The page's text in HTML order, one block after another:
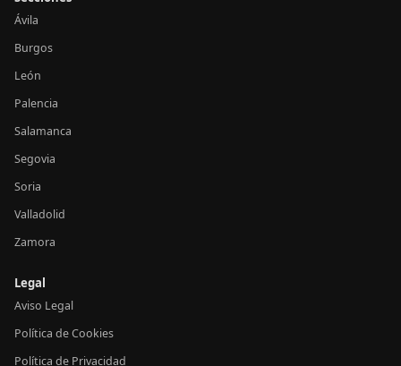
Ávila
Burgos
León
Palencia
Salamanca
Segovia
Soria
Valladolid
Zamora
Legal
Aviso Legal
Política de Cookies
Política de Privacidad